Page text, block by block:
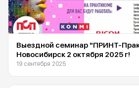
Выездной семинар "ПРИНТ-
Новосибирск 2 октября 2025 г!
19 сентября 2025